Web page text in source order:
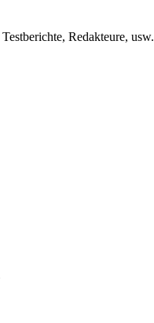
Redakteure, usw.